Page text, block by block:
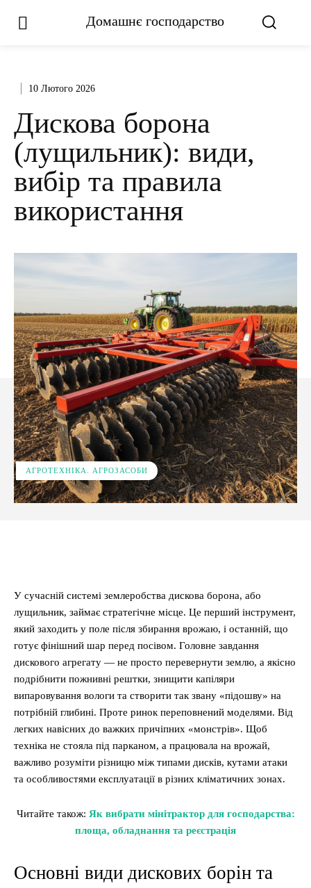
Домашнє господарство
10 Лютого 2026
Дискова борона
(лущильник): види,
вибір та правила
використання
АГРОТЕХНІКА. АГРОЗАСОБИ
У сучасній системі землеробства дискова борона, або
лущильник, займає стратегічне місце. Це перший інструмент,
який заходить у поле після збирання врожаю, і останній, що
готує фінішний шар перед посівом. Головне завдання
дискового агрегату — не просто перевернути землю, а якісно
подрібнити пожнивні рештки, знищити капіляри
випаровування вологи та створити так звану «підошву» на
потрібній глибині. Проте ринок переповнений моделями. Від
легких навісних до важких причіпних «монстрів». Щоб
техніка не стояла під парканом, а працювала на врожай,
важливо розуміти різницю між типами дисків, кутами атаки
та особливостями експлуатації в різних кліматичних зонах.
Читайте також: Як вибрати мінітрактор для господарства:
площа, обладнання та реєстрація
Основні види дискових борін та